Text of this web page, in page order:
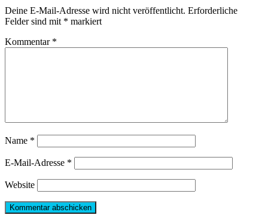
Deine E-Mail-Adresse wird nicht veröffentlicht. Erforderliche
Felder sind mit * markiert
Kommentar *
Name *
E-Mail-Adresse *
Website